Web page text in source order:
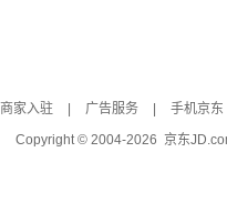
商家入驻 广告服务 手机京东
Copyright © 2004-2026 京东